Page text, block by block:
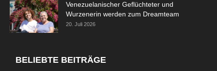
Venezuelanischer Geflüchteter und
Wurzenerin werden zum Dreamteam
20. Juli 2026
BELIEBTE BEITRÄGE